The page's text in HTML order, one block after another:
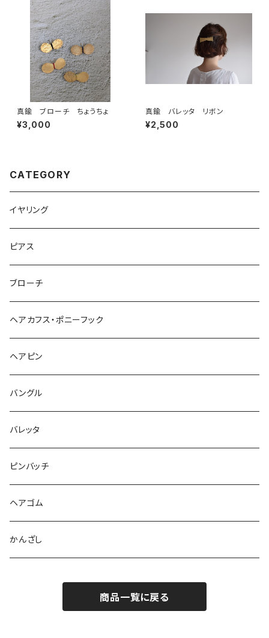
真鍮 ブローチ ちょうちょ
¥3,000
真鍮 バレッタ リボン
¥2,500
CATEGORY
イヤリング
ピアス
ブローチ
ヘアカフス・ポニーフック
ヘアピン
バングル
バレッタ
ピンバッチ
ヘアゴム
かんざし
商品一覧に戻る